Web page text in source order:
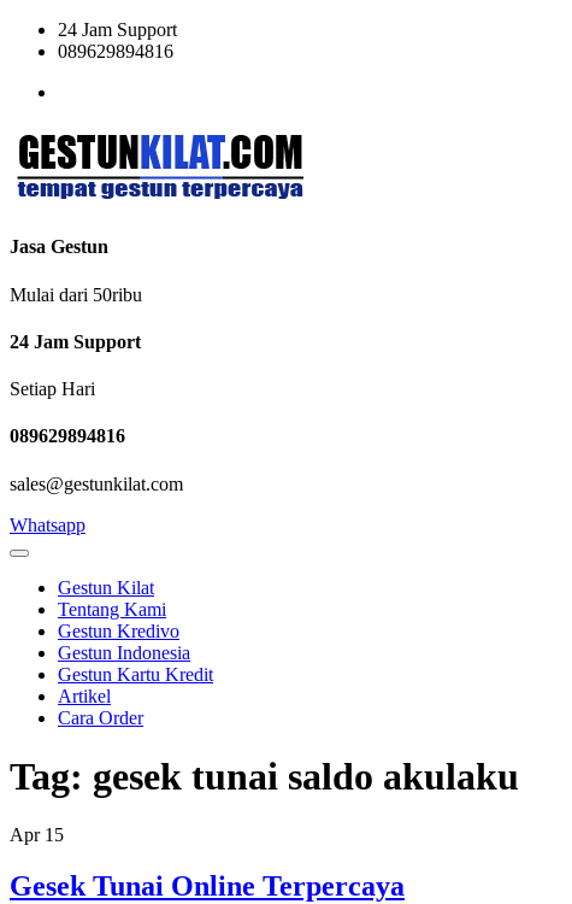
24 Jam Support
089629894816
Jasa Gestun
Mulai dari 50ribu
24 Jam Support
Setiap Hari
089629894816
sales@gestunkilat.com
Whatsapp
Gestun Kilat
Tentang Kami
Gestun Kredivo
Gestun Indonesia
Gestun Kartu Kredit
Artikel
Cara Order
Tag: gesek tunai saldo akulaku
Apr 15
Gesek Tunai Online Terpercaya